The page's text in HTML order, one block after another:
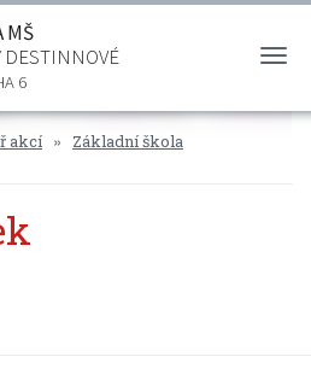
MŠ
DESTINNOVÉ
6
akcí Základní škola